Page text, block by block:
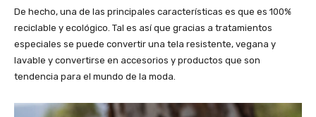
De hecho, una de las principales características es que es 100%
reciclable y ecológico. Tal es así que gracias a tratamientos
especiales se puede convertir una tela resistente, vegana y
lavable y convertirse en accesorios y productos que son
tendencia para el mundo de la moda.